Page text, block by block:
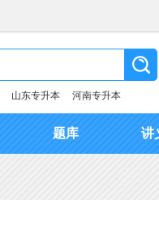
山东专升本 河南专升本
题库 讲